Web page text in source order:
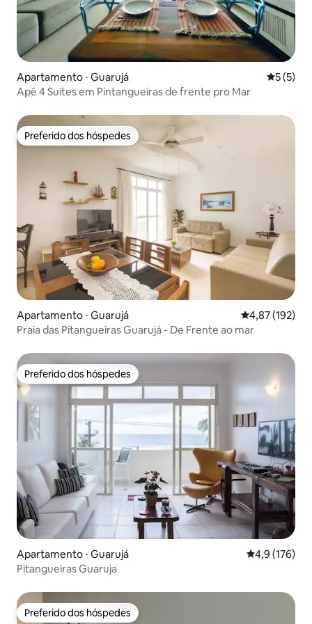
Apartamento ⋅ Guarujá 5 de
5 (5)
Apê 4 Suítes em Pintangueiras de frente pro Mar
Preferido dos hóspedes
Preferido dos hóspedes
Apartamento ⋅ Guarujá 4,87 de uma
4,87 (192)
Praia das Pitangueiras Guarujá - De Frente ao mar
Preferido dos hóspedes
Preferido dos hóspedes
Apartamento ⋅ Guarujá 4,9 de uma
4,9 (176)
Pitangueiras Guaruja
Preferido dos hóspedes
Preferido dos hóspedes